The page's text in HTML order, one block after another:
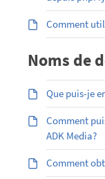
Comment
Noms de
Que puis-je
Comment
ADK Media?
Comment